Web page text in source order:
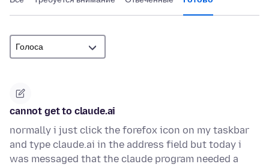
cannot get to claude.ai
normally i just click the forefox icon on my taskbar
and type claude.ai in the address field but today i
was messaged that the claude program needed a